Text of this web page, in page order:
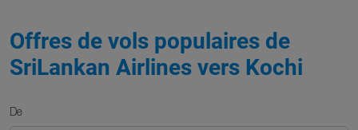
Offres de vols populaires de
SriLankan Airlines vers Kochi
De